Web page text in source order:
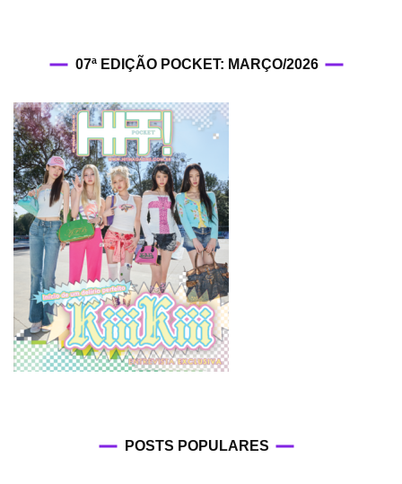
07ª EDIÇÃO POCKET: MARÇO/2026
POSTS POPULARES